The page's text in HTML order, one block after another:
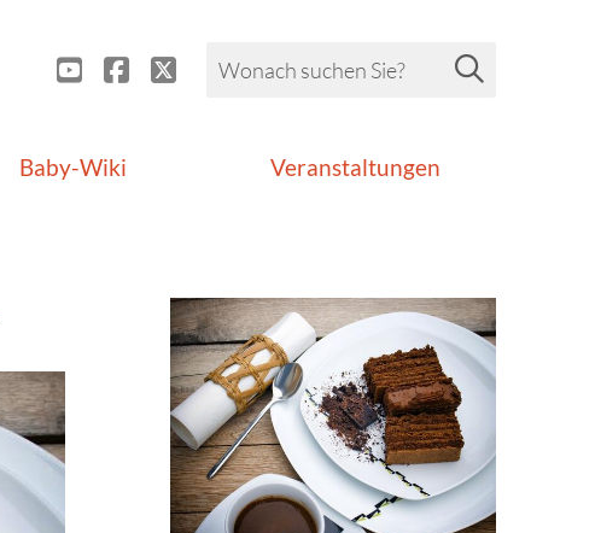
Baby-Wiki Veranstaltungen